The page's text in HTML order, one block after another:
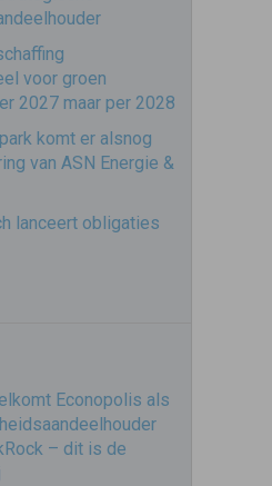
voor groen
2027 maar per 2028
komt er alsnog
van ASN Energie &
lanceert obligaties
Econopolis als
– dit is de